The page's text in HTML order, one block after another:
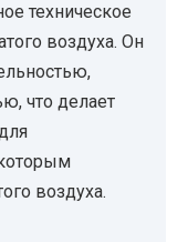
техническое
воздуха. Он
что делает
воздуха.